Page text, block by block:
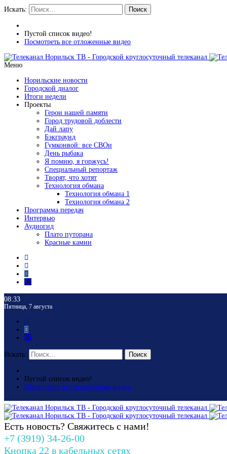
Искать: Поиск
Пустой список видео!
Посмотреть все отложенные видео
Меню
Норильские новости
Городской диалог
Итоги недели
Проекты
Герои нашей памяти
Город трудовой доблести
Дай лапу
Бэкграунд
Гумконвой: все СВОи
День рыбака
Я помню, я горжусь!
Специальный репортаж
Творят, что хотят
Технология обмана
Технология обмана 1
Технология обмана 2
Программа передач
Интервью
Аудиогид
Плато путорана
Красные камни
08:33
Пятница, 7 августа
Искать: Поиск
Пустой список видео!
Посмотреть все отложенные видео
Есть новость? Свяжитесь с нами!
+7 (3919) 34-26-00
Кнопка 22 в кабельных сетях